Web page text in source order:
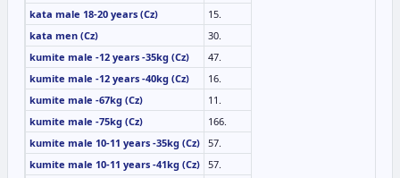
kata male 18-20 years (Cz)
15.
kata men (Cz)
30.
kumite male -12 years -35kg (Cz)
47.
kumite male -12 years -40kg (Cz)
16.
kumite male -67kg (Cz)
11.
kumite male -75kg (Cz)
166.
kumite male 10-11 years -35kg (Cz) 57.
kumite male 10-11 years -41kg (Cz) 57.